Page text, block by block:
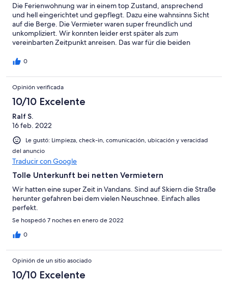
Die Ferienwohnung war in einem top Zustand, ansprechend
und hell eingerichtet und gepflegt. Dazu eine wahnsinns Sicht
auf die Berge. Die Vermieter waren super freundlich und
unkompliziert. Wir konnten leider erst später als zum
vereinbarten Zeitpunkt anreisen. Das war für die beiden
Mail kommuniziert werden. Wir empfehlen die Ferienwohnug
0
Opinión verificada
10/10 Excelente
Ralf S.
16 feb. 2022
Le gustó: Limpieza, check-in, comunicación, ubicación y veracidad
del anuncio
Traducir con Google
Tolle Unterkunft bei netten Vermietern
Wir hatten eine super Zeit in Vandans. Sind auf Skiern die Straße
herunter gefahren bei dem vielen Neuschnee. Einfach alles
perfekt.
Se hospedó 7 noches en enero de 2022
0
Opinión de un sitio asociado
10/10 Excelente